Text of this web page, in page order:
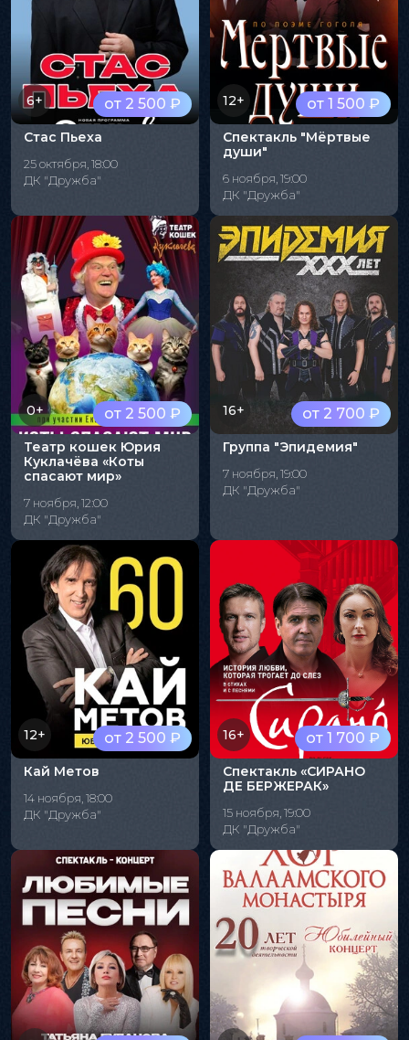
от 2 500 ₽
6+
Стас Пьеха
25 октября, 18:00
ДК "Дружба"
от 1 500 ₽
12+
Спектакль "Мёртвые
души"
6 ноября, 19:00
ДК "Дружба"
от 2 500 ₽
0+
Театр кошек Юрия
Куклачёва «Коты
спасают мир»
7 ноября, 12:00
ДК "Дружба"
от 2 700 ₽
16+
Группа "Эпидемия"
7 ноября, 19:00
ДК "Дружба"
от 2 500 ₽
12+
Кай Метов
14 ноября, 18:00
ДК "Дружба"
от 1 700 ₽
16+
Спектакль «СИРАНО
ДЕ БЕРЖЕРАК»
15 ноября, 19:00
ДК "Дружба"